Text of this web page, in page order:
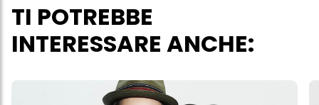
TI POTREBBE
INTERESSARE ANCHE: